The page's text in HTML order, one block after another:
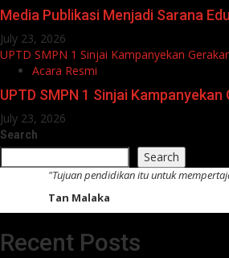
Media Publikasi Menjadi Sarana
July 23, 2026
UPTD SMPN 1 Sinjai Kampanyekan
Acara Resmi
UPTD SMPN 1 Sinjai
July 23, 2026
Search
Search
"Tujuan pendidikan itu untuk
Tan Malaka
Recent Posts